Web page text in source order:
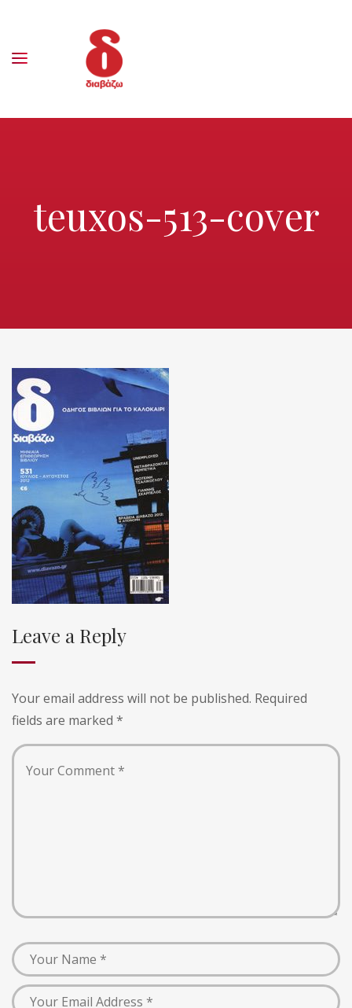
teuxos-513-cover
Leave a Reply
Your email address will not be published. Required
fields are marked *